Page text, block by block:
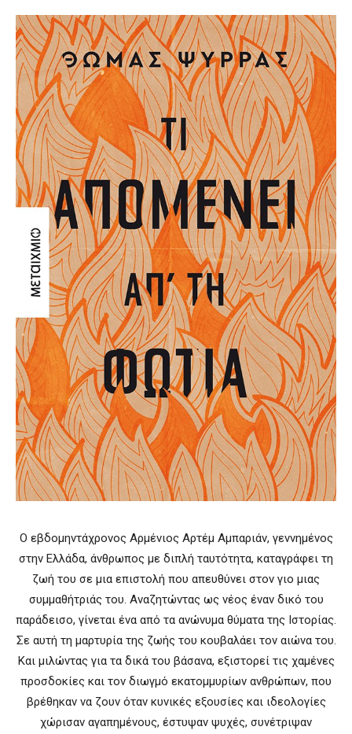
Ο εβδομηντάχρονος Αρμένιος Αρτέμ Αμπαριάν, γεννημένος
στην Ελλάδα, άνθρωπος με διπλή ταυτότητα, καταγράφει τη
ζωή του σε μια επιστολή που απευθύνει στον γιο μιας
συμμαθήτριάς του. Αναζητώντας ως νέος έναν δικό του
παράδεισο, γίνεται ένα από τα ανώνυμα θύματα της Ιστορίας.
Σε αυτή τη μαρτυρία της ζωής του κουβαλάει τον αιώνα του.
Και μιλώντας για τα δικά του βάσανα, εξιστορεί τις χαμένες
προσδοκίες και τον διωγμό εκατομμυρίων ανθρώπων, που
βρέθηκαν να ζουν όταν κυνικές εξουσίες και ιδεολογίες
χώρισαν αγαπημένους, έστυψαν ψυχές, συνέτριψαν